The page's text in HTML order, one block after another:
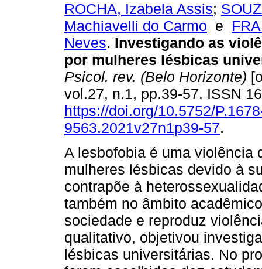
ROCHA, Izabela Assis;
Machiavelli do Carmo e
Neves. Investigando as
por mulheres lésbicas
Psicol. rev. (Belo Horizonte)
vol.27, n.1, pp.39-57. ISSN
https://doi.org/10.5752/
9563.2021v27n1p39-57.
A lesbofobia é uma violência
mulheres lésbicas devido à
contrapõe à
também no âmbito
sociedade e reproduz
qualitativo, objetivou
lésbicas universitárias. No